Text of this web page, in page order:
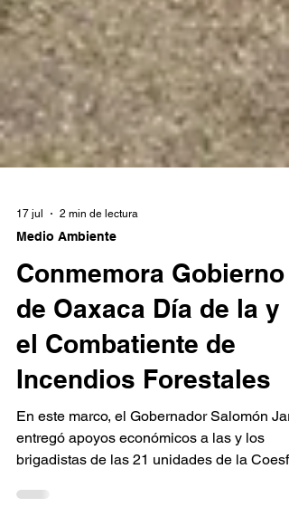
17 jul 2 min de lectura
Medio Ambiente
Conmemora Gobierno
de Oaxaca Día de la y
el Combatiente de
Incendios Forestales
En este marco, el Gobernador Salomón
entregó apoyos económicos a las y los
brigadistas de las 21 unidades de la Coesfo